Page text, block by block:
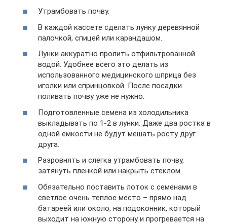
Утрамбовать почву.
В каждой кассете сделать лунку деревянной
палочкой, спицей или карандашом.
Лунки аккуратно пролить отфильтрованной
водой. Удобнее всего это делать из
использованного медицинского шприца без
иголки или спринцовкой. После посадки
поливать почву уже не нужно.
Подготовленные семена из холодильника
выкладывать по 1-2 в лунки. Даже два ростка в
одной емкости не будут мешать росту друг
друга.
Разровнять и слегка утрамбовать почву,
затянуть пленкой или накрыть стеклом.
Обязательно поставить лоток с семенами в
светлое очень теплое место – прямо над
батареей или около, на подоконник, который
выходит на южную сторону и прогревается на